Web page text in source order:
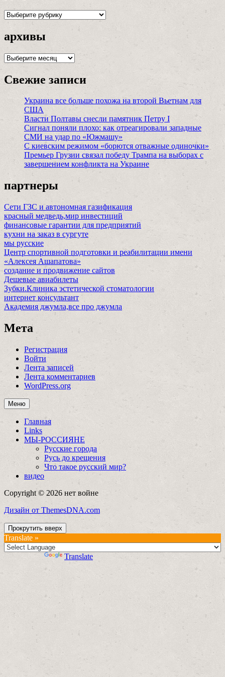
рубрики
архивы
архивы
Свежие записи
Украина все больше похожа на второй Вьетнам для
США
Власти Полтавы снесли памятник Петру I
Сигнал поняли плохо: как отреагировали западные
СМИ на удар по «Южмашу»
С киевским режимом «борются отважные одиночки»
Премьер Грузии связал победу Трампа на выборах с
завершением конфликта на Украине
партнеры
Сети ГЗС и автономная газификация
красный медведь,мир инвестиций
финансовые гарантии для предприятий
кухни на заказ в сургуте
мы русские
Центр спортивной подготовки и реабилитации имени
«Алексея Ашапатова»
создание и продвижение сайтов
Дешевые авиабилеты
Зубки.Клиника эстетической стоматологии
интернет консультант
Академия джумла,все про джумла
Мета
Регистрация
Войти
Лента записей
Лента комментариев
WordPress.org
Меню
Главная
Links
МЫ-РОССИЯНЕ
Русские города
Русь до крещения
Что такое русский мир?
видео
Copyright © 2026 нет войне
Дизайн от ThemesDNA.com
Прокрутить вверх
Translate »
Translate